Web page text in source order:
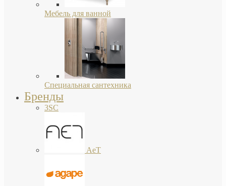
Мебель для ванной
Специальная сантехника
Бренды
3SC
AeT